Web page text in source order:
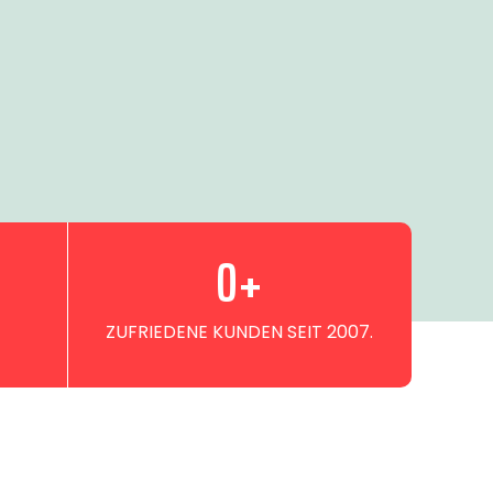
ZUFRIEDENE KUNDEN SEIT 2007.
0+